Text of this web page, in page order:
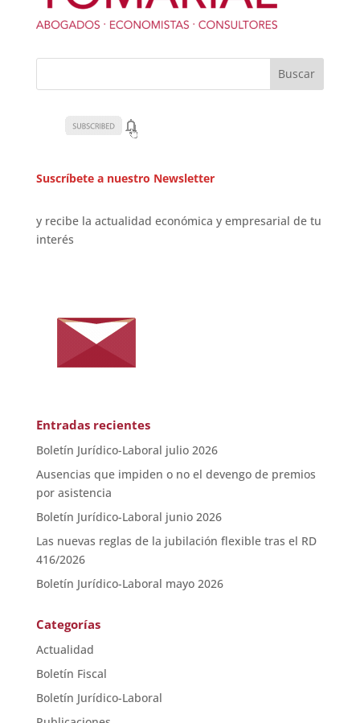
Suscríbete a nuestro Newsletter
y recibe la actualidad económica y empresarial de tu
interés
Entradas recientes
Boletín Jurídico-Laboral julio 2026
Ausencias que impiden o no el devengo de premios
por asistencia
Boletín Jurídico-Laboral junio 2026
Las nuevas reglas de la jubilación flexible tras el RD
416/2026
Boletín Jurídico-Laboral mayo 2026
Categorías
Actualidad
Boletín Fiscal
Boletín Jurídico-Laboral